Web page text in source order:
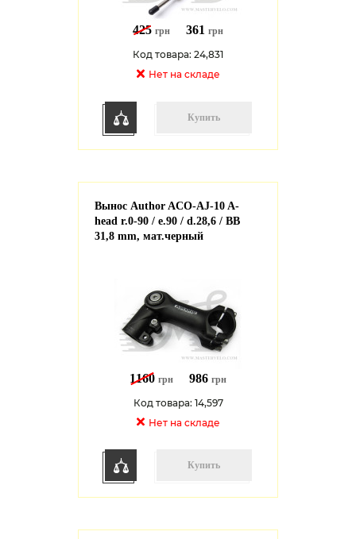
425 грн 361 грн
Код товара: 24,831
Нет на cкладе
Купить
Вынос Author ACO-AJ-10 A-
head r.0-90 / e.90 / d.28,6 / BB
31,8 mm, мат.черный
1160 грн 986 грн
Код товара: 14,597
Нет на cкладе
Купить